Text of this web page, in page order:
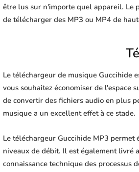
être lus sur n'importe quel appareil. Le
de télécharger des MP3 ou MP4 de
Le téléchargeur de musique Guccihide
vous souhaitez économiser de l'espace
de convertir des fichiers audio en plus
musique a un excellent effet à ce stade.
Le téléchargeur Guccihide MP3
niveaux de débit. Il est également livré
connaissance technique des processus